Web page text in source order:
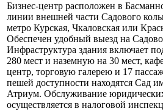
Бизнес-центр расположен в
линии внешней части Садового
метро Курская, Чкаловская или
Обеспечен удобный выезд на
Инфраструктура здания включает
280 мест и наземную на 30 мест,
центр, торговую галерею и 17
пешей доступности находятся Сад
Атриум. Обслуживание
осуществляется в налоговой